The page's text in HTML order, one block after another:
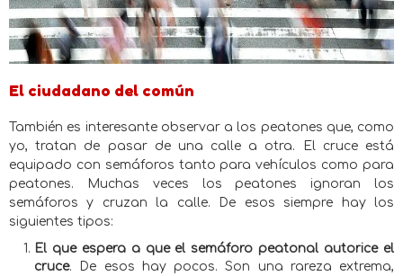
El ciudadano del común
También es interesante observar a los peatones que, como
yo, tratan de pasar de una calle a otra. El cruce está
equipado con semáforos tanto para vehículos como para
peatones. Muchas veces los peatones ignoran los
semáforos y cruzan la calle. De esos siempre hay los
siguientes tipos:
El que espera a que el semáforo peatonal autorice el
cruce. De esos hay pocos. Son una rareza extrema,